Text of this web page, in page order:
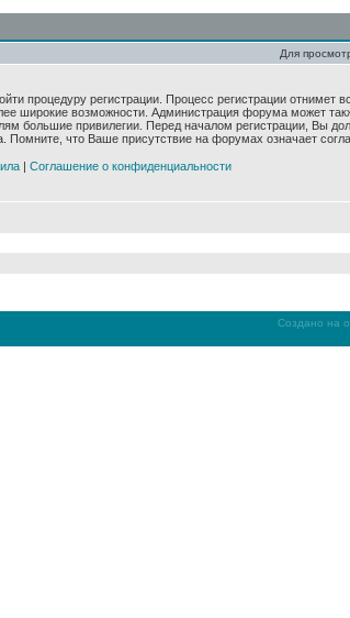
Для
процедуру регистрации. Процесс регистрации отнимет
широкие возможности. Администрация форума может
большие привилегии. Перед началом регистрации, Вы
Помните, что Ваше присутствие на форумах означает
| Соглашение о конфиденциальности
Создано на